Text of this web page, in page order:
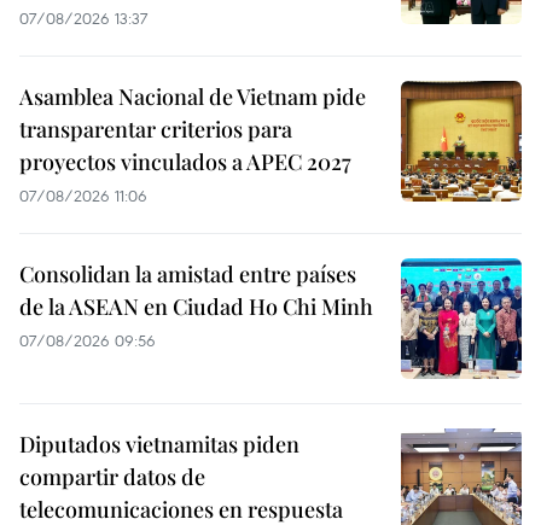
07/08/2026 13:37
Asamblea Nacional de Vietnam pide
transparentar criterios para
proyectos vinculados a APEC 2027
07/08/2026 11:06
Consolidan la amistad entre países
de la ASEAN en Ciudad Ho Chi Minh
07/08/2026 09:56
Diputados vietnamitas piden
compartir datos de
telecomunicaciones en respuesta